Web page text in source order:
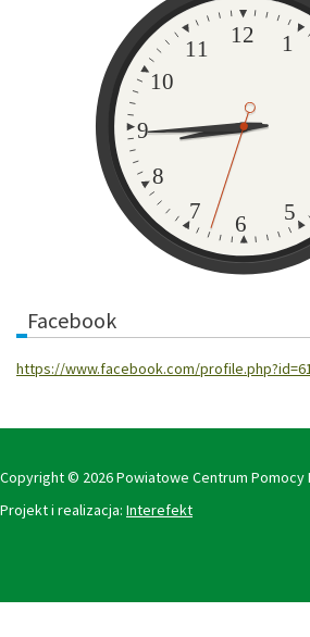
1
5
6
7
8
9
10
11
12
Facebook
https://www.facebook.com/
Copyright © 2026 Powiatowe Centrum Pomocy
Projekt i realizacja: Interefekt